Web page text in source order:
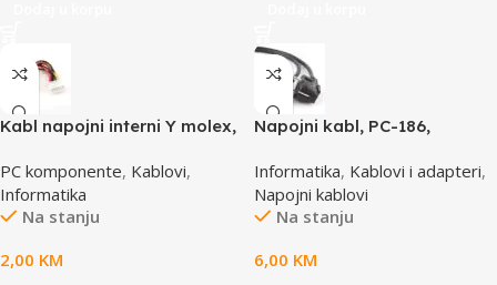
Kabl napojni interni Y molex,
4pin 1x female to 2x male
PC komponente, Kablovi,
Informatika
Na stanju
2,00 KM
Napojni kabl, PC-186,
Informatika, Kablovi i adapteri,
Napojni kablovi
Na stanju
6,00 KM